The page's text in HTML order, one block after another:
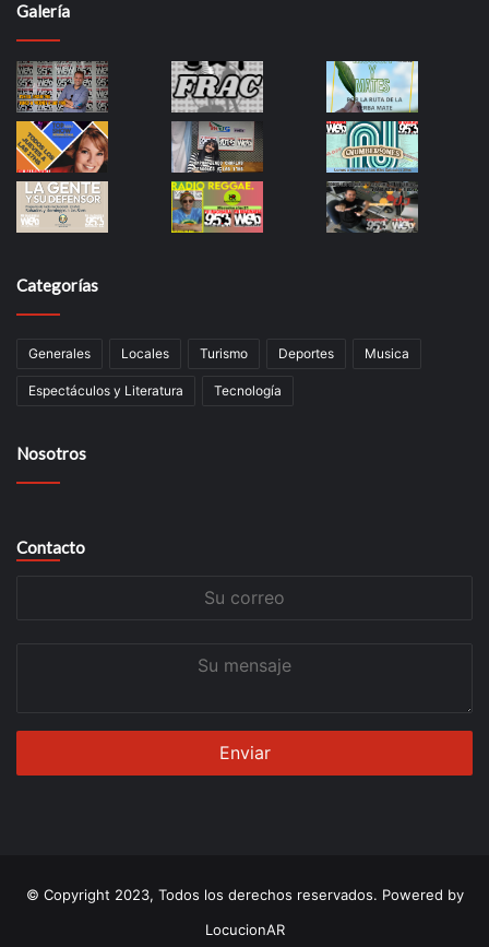
Galería
Categorías
Generales Locales Turismo Deportes Musica
Espectáculos y Literatura Tecnología
Nosotros
Contacto
© Copyright 2023, Todos los derechos reservados. Powered by
LocucionAR